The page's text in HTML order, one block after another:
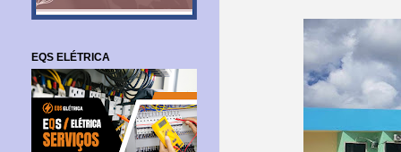
EQS ELÉTRICA